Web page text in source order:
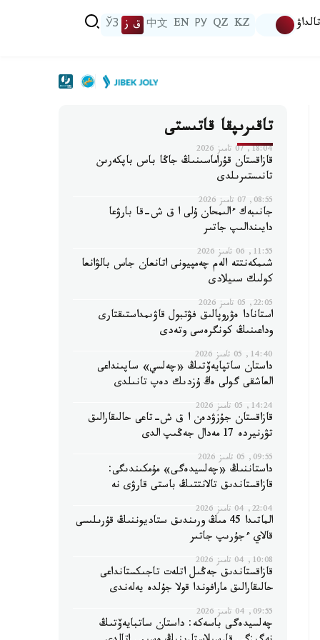
تالداۋ KZ
QZ
РУ
EN
中文 ق ز ЎЗ
تاقىرىپقا قاتىستى
18:04, 07 تامىز 2026
قازاقستان قۇراماسىنىڭ جاڭا باس باپكەرىن
تانىستىرىلدى
08:55, 07 تامىز 2026
جانىبەك ءالىمحان ۇلى ا ق ش-قا بارۋعا
دايىندالىپ جاتىر
11:55, 06 تامىز 2026
شىمكەنتتە الەم چەمپيونى اتانعان جاس بالۋانعا
كولىك سىيلادى
22:05, 05 تامىز 2026
استانادا ەۋروپالىق فۋتبول قاۋىمداستىقتارى
وداعىنىڭ كونگرەسى وتەدى
14:40, 05 تامىز 2026
داستان ساتپايەۆتىڭ «چەلسي» ساپىنداعى
العاشقى گولى ەڭ ۇزدىك دەپ تانىلدى
14:24, 05 تامىز 2026
قازاقستان جۇزۋدەن ا ق ش-تاعى حالىقارالىق
تۋرنيردە 17 مەدال جەڭىپ الدى
09:55, 05 تامىز 2026
داستاننىڭ «چەلسيدەگى» مۇمكىندىگى:
قازاقستاندىق تالانتتىڭ باستى قارۋى نە
22:04, 04 تامىز 2026
الماتىدا 45 مىڭ ورىندىق ستاديوننىڭ قۇرىلىسى
قالاي ءجۇرىپ جاتىر
10:08, 04 تامىز 2026
قازاقستاندىق جەڭىل اتلەت تاجىكستانداعى
حالىقارالىق مارافوندا قولا جۇلدە يەلەندى
09:55, 04 تامىز 2026
چەلسيدەگى باسەكە: داستان ساتبايەۆتىڭ